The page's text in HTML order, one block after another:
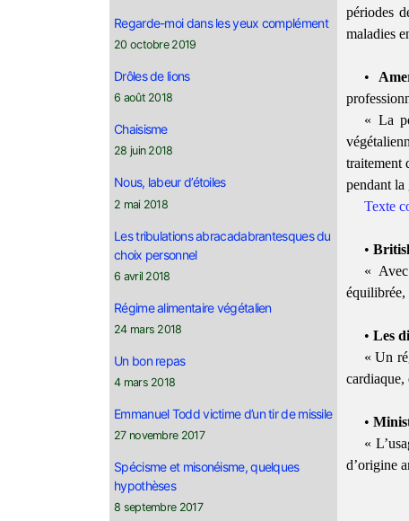
périodes
maladies
•
« La
traitement
pendant la
Texte
•
«
équilibrée,
• Les
« Un
cardiaque,
•
«
d’origine
Regarde-moi dans les yeux complément
20 octobre 2019
Drôles de lions
6 août 2018
Chaisisme
28 juin 2018
Nous, labeur d’étoiles
2 mai 2018
Les tribulations abracadabrantesques du
choix personnel
6 avril 2018
Régime alimentaire végétalien
24 mars 2018
Un bon repas
4 mars 2018
Emmanuel Todd victime d’un tir de missile
27 novembre 2017
Spécisme et misonéisme, quelques
hypothèses
8 septembre 2017